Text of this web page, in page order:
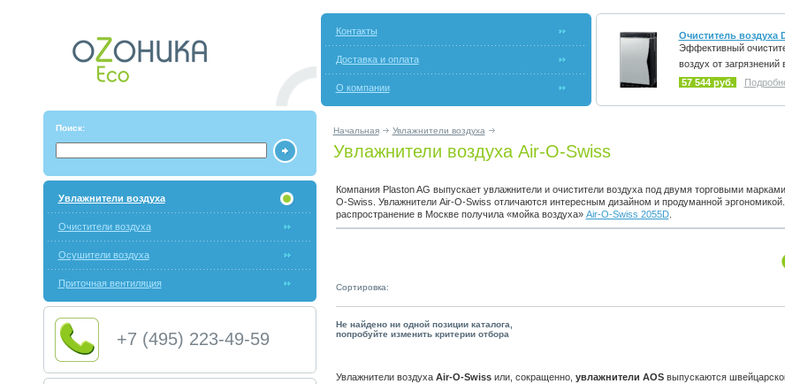
Контакты
Доставка и оплата
О компании
Очиститель воздуха
Эффективный
воздух от
57 544 руб.
Поиск: Начальная Увлажнители воздуха
Увлажнители воздуха Air-O-Swiss
Увлажнители воздуха
Очистители воздуха
Осушители воздуха
Приточная вентиляция
+7 (495) 223-49-59
Компания Plaston AG выпускает увлажнители и очистители воздуха под двумя торговыми
O-Swiss. Увлажнители Air-O-Swiss отличаются интересным дизайном и продуманной
распространение в Москве получила «мойка воздуха» Air-O-Swiss 2055D.
Сортировка:
Не найдено ни одной позиции каталога,
попробуйте изменить критерии отбора
Увлажнители воздуха Air-O-Swissили, сокращенно, увлажнители AOSвыпускаются